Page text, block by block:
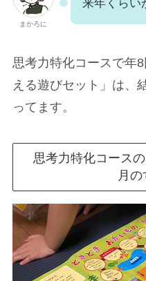
まかろに
来年くらい
思考力特化コースで年
える遊びセット」は、
ってます。
思考力特化コース
月の